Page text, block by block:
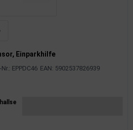
Einparkhilfe
EPPDC46 EAN: 5902537826939